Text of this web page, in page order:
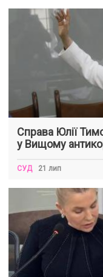
Справа Юлії
у Вищому
СУД 21 лип